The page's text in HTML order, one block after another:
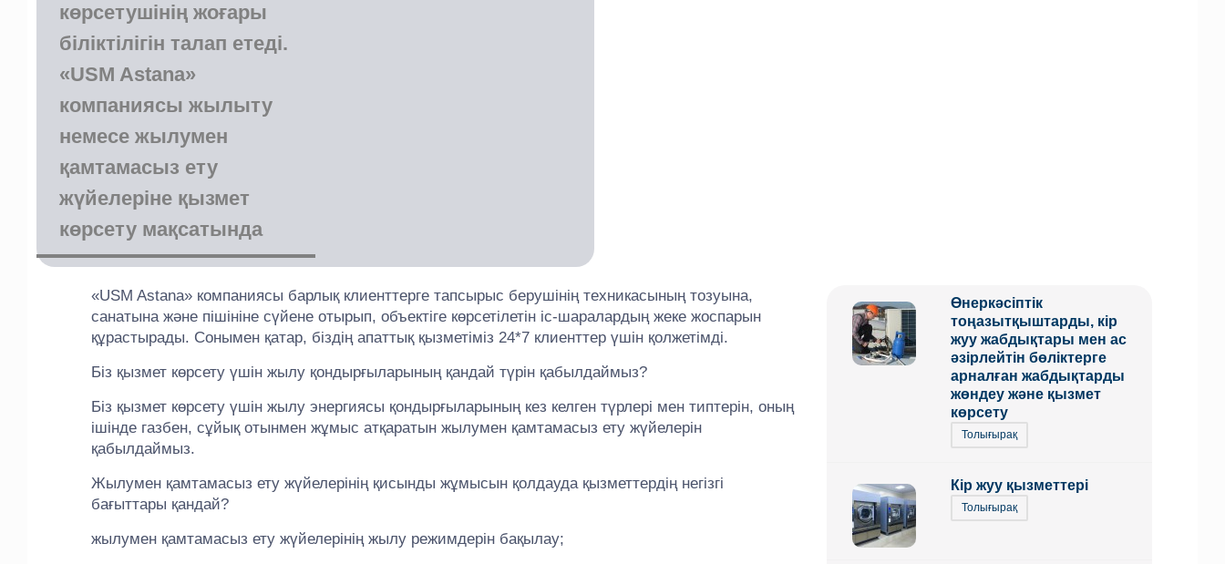
көрсетушінің жоғары
біліктілігін талап етеді.
«USM Astana»
компаниясы жылыту
немесе жылумен
қамтамасыз ету
жүйелеріне қызмет
көрсету мақсатында
«USM Astana» компаниясы барлық клиенттерге тапсырыс берушінің техникасының тозуына,
санатына және пішініне сүйене отырып, объектіге көрсетілетін іс-шаралардың жеке жоспарын
құрастырады. Сонымен қатар, біздің апаттық қызметіміз 24*7 клиенттер үшін қолжетімді.
Біз қызмет көрсету үшін жылу қондырғыларының қандай түрін қабылдаймыз?
Біз қызмет көрсету үшін жылу энергиясы қондырғыларының кез келген түрлері мен типтерін, оның
ішінде газбен, сұйық отынмен жұмыс атқаратын жылумен қамтамасыз ету жүйелерін
қабылдаймыз.
Жылумен қамтамасыз ету жүйелерінің қисынды жұмысын қолдауда қызметтердің негізгі
бағыттары қандай?
жылумен қамтамасыз ету жүйелерінің жылу режимдерін бақылау;
Өнеркәсіптік
тоңазытқыштарды, кір
жуу жабдықтары мен ас
әзірлейтін бөліктерге
арналған жабдықтарды
жөндеу және қызмет
көрсету
Толығырақ
Кір жуу қызметтері
Толығырақ